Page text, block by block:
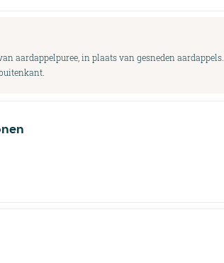
aardappelpuree, in plaats van gesneden